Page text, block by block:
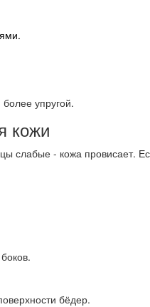
упругой.
кожи
слабые - кожа провисает.
бёдер.